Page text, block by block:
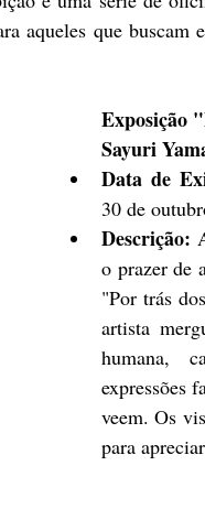
aqueles que buscam
Exposição
Sayuri
Data de
30 de
Descrição:
o prazer de
"Por trás
artista
humana,
expressões
veem. Os
para